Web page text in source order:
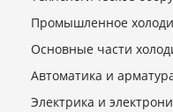
Блок управления BC-
321 комплект 2 датчика
В наличии
2 480 руб.
Промышленное
Основные части
Автоматика и
Электрика и